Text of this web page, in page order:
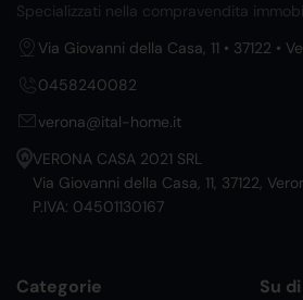
Specializzati nella compravendita
Via Giovanni della Casa, 11 • 37122 •
0458240082
verona@ital-home.it
VERONA CASA 2021 SRL
Via Giovanni della Casa, 11, 37122,
P.IVA: 04501130167
Categorie Su